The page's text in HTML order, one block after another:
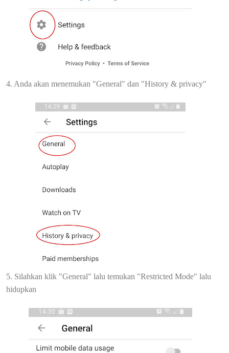
4. Anda akan menemukan "General" dan "History & privacy"
5. Silahkan klik "General" lalu temukan "Restricted Mode" lalu
hidupkan